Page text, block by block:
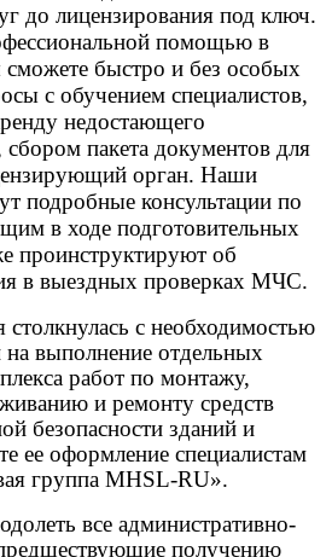
до лицензирования под ключ.
помощью в
быстро и без особых
с обучением специалистов,
недостающего
пакета документов для
орган. Наши
подробные консультации по
в ходе подготовительных
проинструктируют об
в выездных проверках МЧС.
с необходимостью
выполнение отдельных
работ по монтажу,
и ремонту средств
безопасности зданий и
ее оформление специалистам
группа MHSL-RU».
все административно-
получению